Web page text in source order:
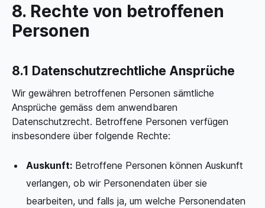
8. Rechte von betroffenen
Personen
8.1 Datenschutzrechtliche Ansprüche
Wir gewähren betroffenen Personen sämtliche
Ansprüche gemäss dem anwendbaren
Datenschutzrecht. Betroffene Personen verfügen
insbesondere über folgende Rechte:
Auskunft: Betroffene Personen können Auskunft
verlangen, ob wir Personendaten über sie
bearbeiten, und falls ja, um welche Personendaten